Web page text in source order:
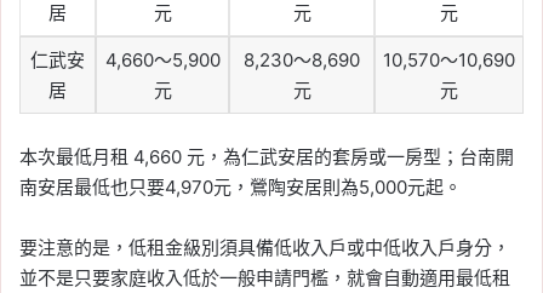
居
元
元
元
仁武安
居
4,660～5,900
元
8,230～8,690
元
10,570～10,690
元
本次最低月租 4,660 元，為仁武安居的套房或一房型；台南開
南安居最低也只要4,970元，鶯陶安居則為5,000元起。
要注意的是，低租金級別須具備低收入戶或中低收入戶身分，
並不是只要家庭收入低於一般申請門檻，就會自動適用最低租